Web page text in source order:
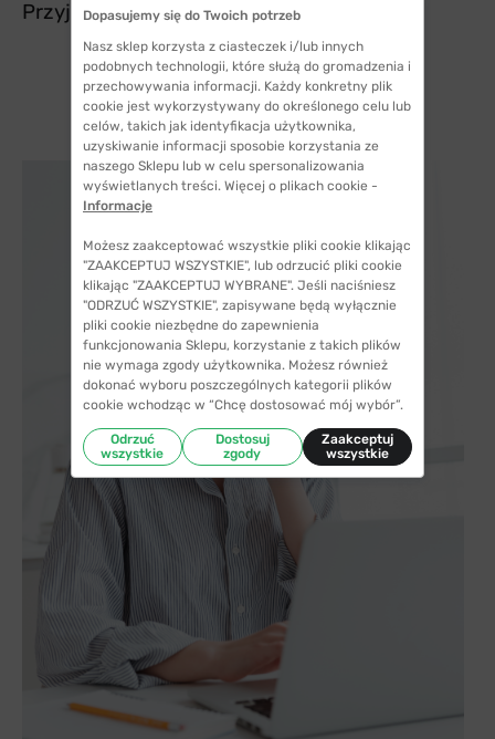
Przyjemniejsze dla oczu.
Dopasujemy się do Twoich potrzeb
Nasz sklep korzysta z ciasteczek i/lub innych
podobnych technologii, które służą do gromadzenia i
przechowywania informacji. Każdy konkretny plik
cookie jest wykorzystywany do określonego celu lub
celów, takich jak identyfikacja użytkownika,
uzyskiwanie informacji sposobie korzystania ze
naszego Sklepu lub w celu spersonalizowania
wyświetlanych treści. Więcej o plikach cookie -
Informacje
Możesz zaakceptować wszystkie pliki cookie klikając
"ZAAKCEPTUJ WSZYSTKIE", lub odrzucić pliki cookie
klikając "ZAAKCEPTUJ WYBRANE". Jeśli naciśniesz
"ODRZUĆ WSZYSTKIE", zapisywane będą wyłącznie
pliki cookie niezbędne do zapewnienia
funkcjonowania Sklepu, korzystanie z takich plików
nie wymaga zgody użytkownika. Możesz również
dokonać wyboru poszczególnych kategorii plików
cookie wchodząc w “Chcę dostosować mój wybór”.
Odrzuć
wszystkie
Dostosuj
zgody
Zaakceptuj
wszystkie